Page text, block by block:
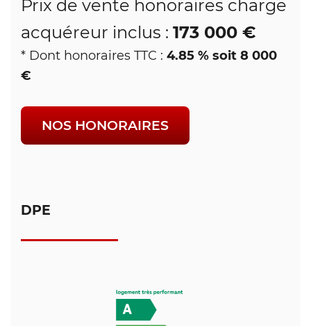
Prix de vente honoraires charge
acquéreur inclus : 173 000 €
* Dont honoraires TTC : 4.85 % soit 8 000
€
NOS HONORAIRES
DPE